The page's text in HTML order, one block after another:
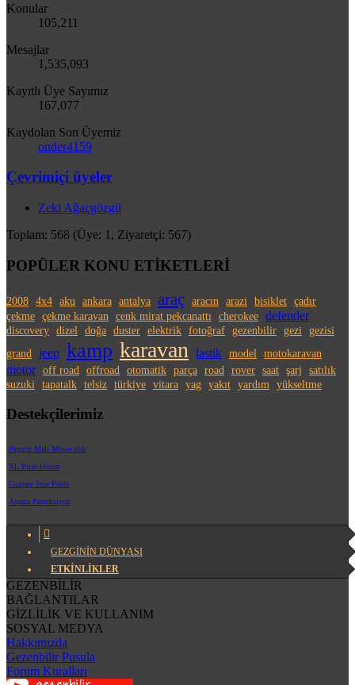
Konular
105,211
Mesajlar
1,535,093
Kayıtlı Üye Sayımız
167,077
Kaydolan Son Üyemiz
onder4159
Çevrimiçi üyeler
Zeki Ağaçgözgü
Toplam: 568 (Üye: 1, Ziyaretçi: 567)
POPÜLER KONU ETİKETLERİ
2008 4x4 aku ankara antalya araç aracın arazi bisiklet çadır
çekme çekme karavan cenk mirat pekcanattı cherokee defender
discovery dizel doğa duster elektrik fotoğraf gezenbilir gezi
gezisi
grand
jeep kamp karavan lastik model motokaravan
motor off road offroad otomatik parça road rover saat şarj
satılık
suzuki
tapatalk telsiz türkiye vitara yag yakıt yardım yükseltme
Destekçilerimiz
Hepgur Mali Müşavirlik
XL Print House
Günpay Stor Perde
Aspera Projeksiyon
GEZGİNİN DÜNYASI
ETKİNLİKLER
GEZENBİLİR
BAĞLANTILAR
GİZLİLİK VE KULLANIM
SOSYAL MEDYA
Hakkımızda
Gezenbilir Pusula
Forum Kuralları